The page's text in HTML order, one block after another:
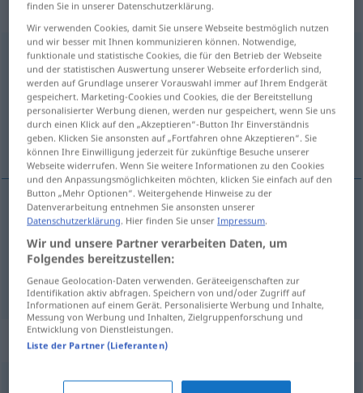
„Sportsfreund“: Maskulinum
Sportsfreundm
Übersicht aller Übersetzungen
(Für mehr Details die Übersetzung anklicken/antippen)
salut mon vieux!
Beispiele
hallo
, Sportsfreund!
salutmonvieux! UMG
Synonyme für "Sportsfreund"
finden Sie in unserer Datenschutzerklärung.
Wir verwenden Cookies, damit Sie unsere Webseite bestmöglich nutzen
und wir besser mit Ihnen kommunizieren können. Notwendige,
funktionale und statistische Cookies, die für den Betrieb der Webseite
und der statistischen Auswertung unserer Webseite erforderlich sind,
werden auf Grundlage unserer Vorauswahl immer auf Ihrem Endgerät
gespeichert. Marketing-Cookies und Cookies, die der Bereitstellung
personalisierter Werbung dienen, werden nur gespeichert, wenn Sie uns
durch einen Klick auf den „Akzeptieren“-Button Ihr Einverständnis
geben. Klicken Sie ansonsten auf „Fortfahren ohne Akzeptieren“. Sie
können Ihre Einwilligung jederzeit für zukünftige Besuche unserer
Webseite widerrufen. Wenn Sie weitere Informationen zu den Cookies
und den Anpassungsmöglichkeiten möchten, klicken Sie einfach auf den
Button „Mehr Optionen“. Weitergehende Hinweise zu der
Datenverarbeitung entnehmen Sie ansonsten unserer
Datenschutzerklärung. Hier finden Sie unserImpressum.
Wir und unsere Partner verarbeiten Daten, um
Folgendes bereitzustellen:
Genaue Geolocation-Daten verwenden. Geräteeigenschaften zur
Identifikation aktiv abfragen. Speichern von und/oder Zugriff auf
Informationen auf einem Gerät. Personalisierte Werbung und Inhalte,
Messung von Werbung und Inhalten, Zielgruppenforschung und
Entwicklung von Dienstleistungen.
Liste der Partner (Lieferanten)